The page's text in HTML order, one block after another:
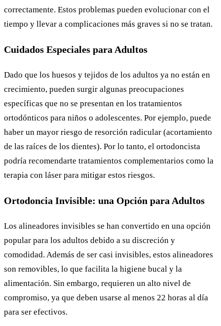
correctamente. Estos problemas pueden evolucionar con el
tiempo y llevar a complicaciones más graves si no se tratan.
Cuidados Especiales para Adultos
Dado que los huesos y tejidos de los adultos ya no están en
crecimiento, pueden surgir algunas preocupaciones
específicas que no se presentan en los tratamientos
ortodónticos para niños o adolescentes. Por ejemplo, puede
haber un mayor riesgo de resorción radicular (acortamiento
de las raíces de los dientes). Por lo tanto, el ortodoncista
podría recomendarte tratamientos complementarios como la
terapia con láser para mitigar estos riesgos.
Ortodoncia Invisible: una Opción para Adultos
Los alineadores invisibles se han convertido en una opción
popular para los adultos debido a su discreción y
comodidad. Además de ser casi invisibles, estos alineadores
son removibles, lo que facilita la higiene bucal y la
alimentación. Sin embargo, requieren un alto nivel de
compromiso, ya que deben usarse al menos 22 horas al día
para ser efectivos.